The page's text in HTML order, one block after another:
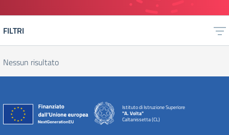
FILTRI
Nessun risultato
Istituto di Istruzione Superiore
"A. Volta"
Caltanissetta (CL)